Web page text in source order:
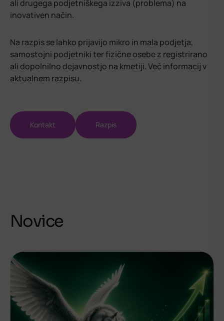
ali drugega podjetniškega izziva (problema) na
inovativen način.
Na razpis se lahko prijavijo mikro in mala podjetja,
samostojni podjetniki ter fizične osebe z registrirano
ali dopolnilno dejavnostjo na kmetiji. Več informacij v
aktualnem razpisu.
Kontakt Razpis
Novice